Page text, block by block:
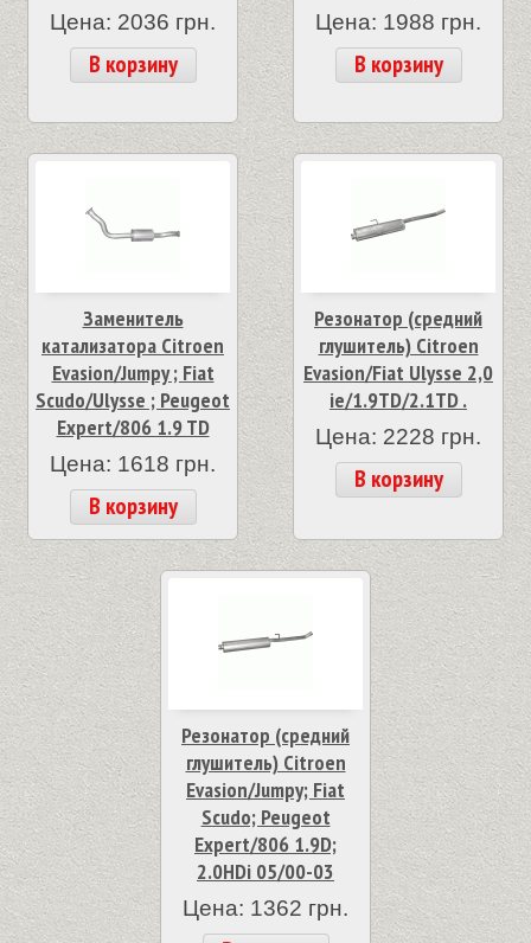
Цена: 2036 грн.
В корзину
Цена: 1988 грн.
В корзину
Заменитель
катализатора Citroen
Evasion/Jumpy ; Fiat
Scudo/Ulysse ; Peugeot
Expert/806 1.9 TD
Цена: 1618 грн.
В корзину
Резонатор (средний
глушитель) Citroen
Evasion/Fiat Ulysse 2,0
ie/1.9TD/2.1TD .
Цена: 2228 грн.
В корзину
Резонатор (средний
глушитель) Citroen
Evasion/Jumpy; Fiat
Scudo; Peugeot
Expert/806 1.9D;
2.0HDi 05/00-03
Цена: 1362 грн.